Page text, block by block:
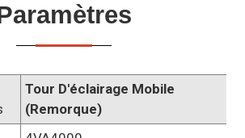
Tour D'éclairage Mobile
(remorque)